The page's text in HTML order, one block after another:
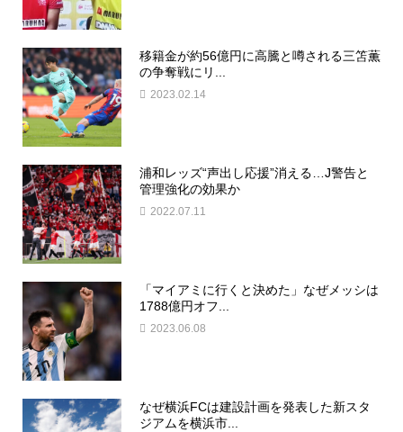
移籍金が約56億円に高騰と噂される三笘薫
の争奪戦にリ...
2023.02.14
浦和レッズ“声出し応援”消える…J警告と
管理強化の効果か
2022.07.11
「マイアミに行くと決めた」なぜメッシは
1788億円オフ...
2023.06.08
なぜ横浜FCは建設計画を発表した新スタ
ジアムを横浜市...